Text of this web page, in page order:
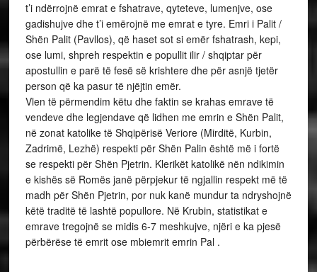
t’i ndërrojnë emrat e fshatrave, qyteteve, lumenjve, ose
gadishujve dhe t’i emërojnë me emrat e tyre. Emri i Palit /
Shën Palit (Pavllos), që haset sot si emër fshatrash, kepi,
ose lumi, shpreh respektin e popullit ilir / shqiptar për
apostullin e parë të fesë së krishtere dhe për asnjë tjetër
person që ka pasur të njëjtin emër.
Vlen të përmendim këtu dhe faktin se krahas emrave të
vendeve dhe legjendave që lidhen me emrin e Shën Palit,
në zonat katolike të Shqipërisë Veriore (Mirditë, Kurbin,
Zadrimë, Lezhë) respekti për Shën Palin është më i fortë
se respekti për Shën Pjetrin. Klerikët katolikë nën ndikimin
e kishës së Romës janë përpjekur të ngjallin respekt më të
madh për Shën Pjetrin, por nuk kanë mundur ta ndryshojnë
këtë traditë të lashtë popullore. Në Krubin, statistikat e
emrave tregojnë se midis 6-7 meshkujve, njëri e ka pjesë
përbërëse të emrit ose mbiemrit emrin Pal .